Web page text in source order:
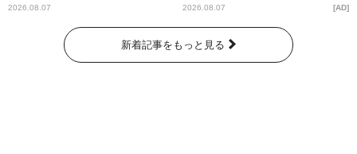
ー昼ズ』
2026.08.07 2026.08.07 AD
新着記事をもっと見る